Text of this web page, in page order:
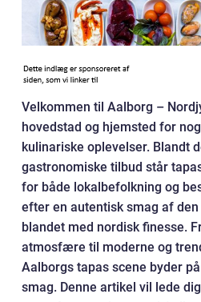
Velkommen til Aalborg –
hovedstad og hjemsted for
kulinariske oplevelser. Blandt
gastronomiske tilbud står
for både lokalbefolkning og
efter en autentisk smag af
blandet med nordisk finesse.
atmosfære til moderne og
Aalborgs tapas scene byder
smag. Denne artikel vil lede